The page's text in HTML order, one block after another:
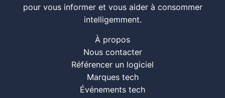
pour vous informer et vous aider à consommer
intelligemment.
À propos
Nous contacter
Référencer un logiciel
Marques tech
Événements tech